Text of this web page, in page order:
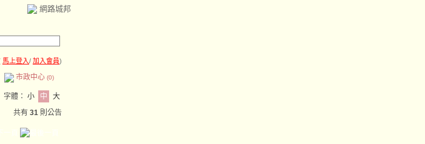
網路城邦
馬上登入/ 加入會員)
市政中心 (0)
字體： 小 中 大
共有 31 則公告